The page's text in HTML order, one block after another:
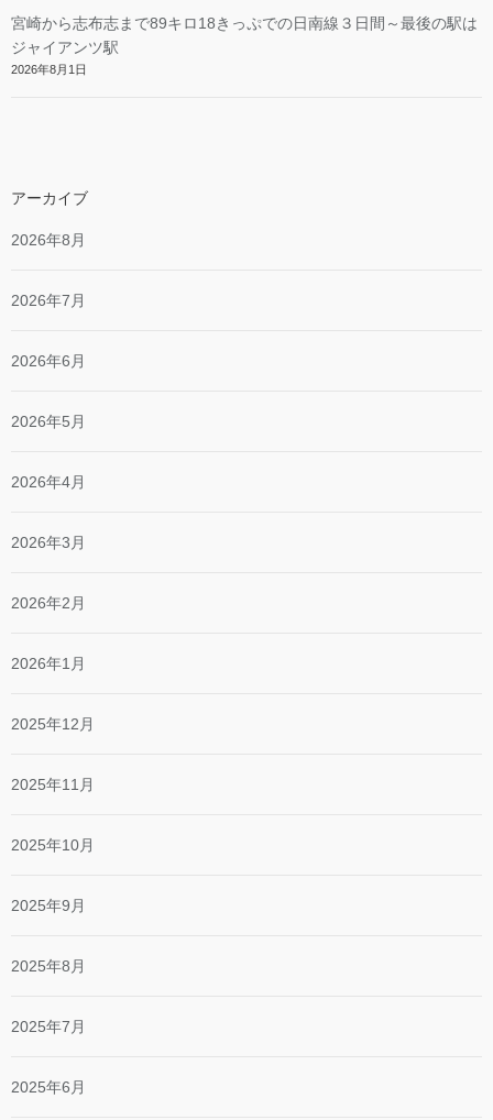
宮崎から志布志まで89キロ18きっぷでの日南線３日間～最後の駅は
ジャイアンツ駅
2026年8月1日
アーカイブ
2026年8月
2026年7月
2026年6月
2026年5月
2026年4月
2026年3月
2026年2月
2026年1月
2025年12月
2025年11月
2025年10月
2025年9月
2025年8月
2025年7月
2025年6月